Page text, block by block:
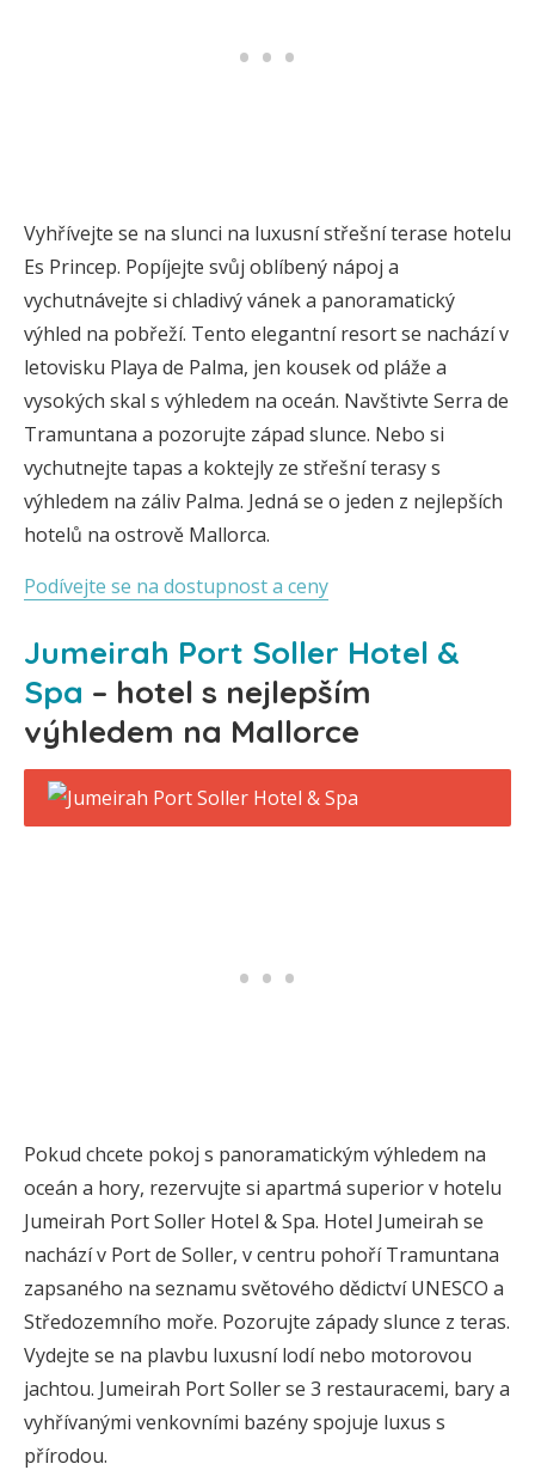
Vyhřívejte se na slunci na luxusní střešní terase hotelu
Es Princep. Popíjejte svůj oblíbený nápoj a
vychutnávejte si chladivý vánek a panoramatický
výhled na pobřeží. Tento elegantní resort se nachází v
letovisku Playa de Palma, jen kousek od pláže a
vysokých skal s výhledem na oceán. Navštivte Serra de
Tramuntana a pozorujte západ slunce. Nebo si
vychutnejte tapas a koktejly ze střešní terasy s
výhledem na záliv Palma. Jedná se o jeden z nejlepších
hotelů na ostrově Mallorca.
Podívejte se na dostupnost a ceny
Jumeirah Port Soller Hotel &
Spa – hotel s nejlepším
výhledem na Mallorce
Pokud chcete pokoj s panoramatickým výhledem na
oceán a hory, rezervujte si apartmá superior v hotelu
Jumeirah Port Soller Hotel & Spa. Hotel Jumeirah se
nachází v Port de Soller, v centru pohoří Tramuntana
zapsaného na seznamu světového dědictví UNESCO a
Středozemního moře. Pozorujte západy slunce z teras.
Vydejte se na plavbu luxusní lodí nebo motorovou
jachtou. Jumeirah Port Soller se 3 restauracemi, bary a
vyhřívanými venkovními bazény spojuje luxus s
přírodou.